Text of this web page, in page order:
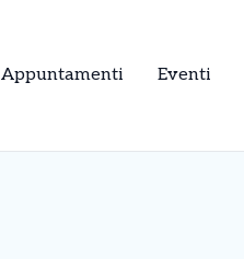
Appuntamenti Eventi